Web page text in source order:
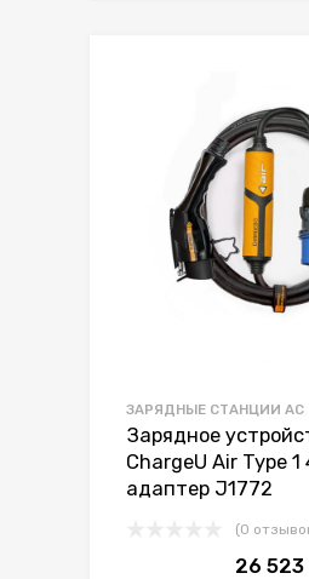
ЗАРЯДНЫЕ СТАНЦИИ AC
Зарядное
ChargeU Air Type
адаптер J1772
(0
26 523